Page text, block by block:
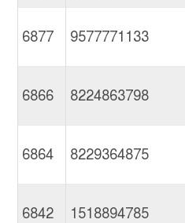
6877 9577771133
6866 8224863798
6864 8229364875
6842 1518894785